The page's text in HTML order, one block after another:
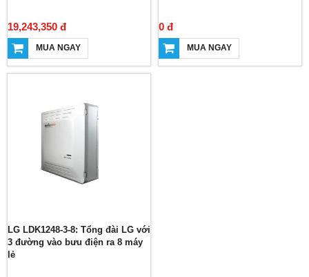
19,243,350 đ
MUA NGAY
0 đ
MUA NGAY
LG LDK1248-3-8: Tổng đài LG với
3 đường vào bưu điện ra 8 máy
lẻ